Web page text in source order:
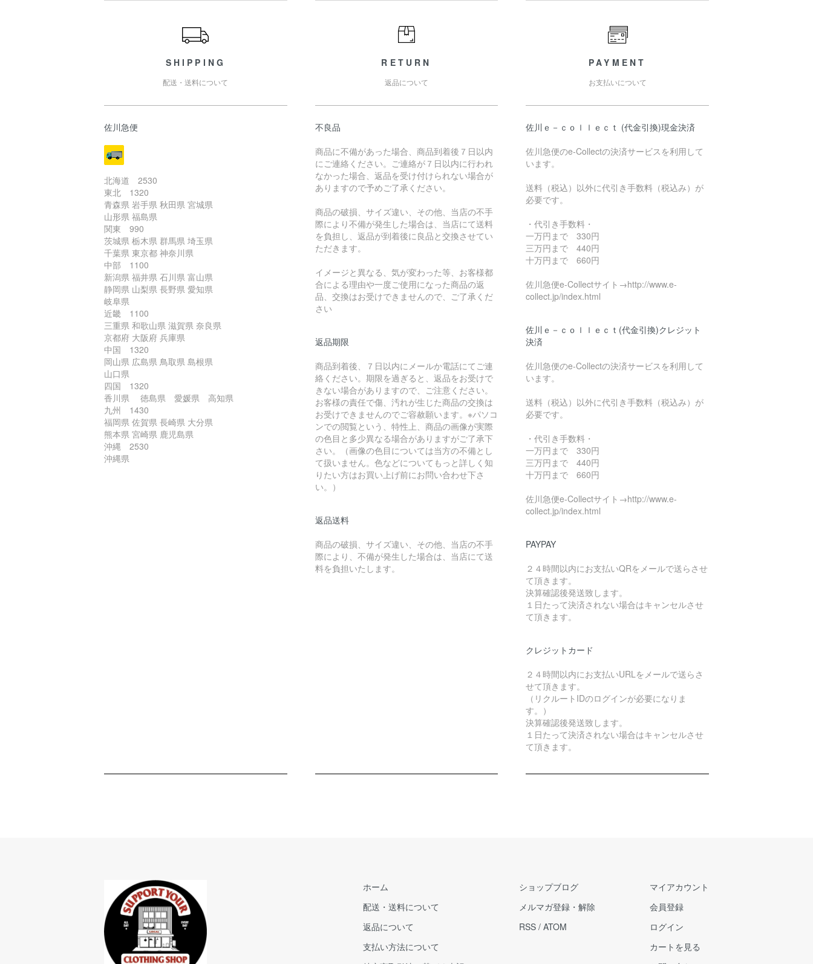
SHIPPING
配送・送料について
佐川急便
北海道 2530
東北 1320
青森県 岩手県 秋田県 宮城県
山形県 福島県
関東 990
茨城県 栃木県 群馬県 埼玉県
千葉県 東京都 神奈川県
中部 1100
新潟県 福井県 石川県 富山県
静岡県 山梨県 長野県 愛知県
岐阜県
近畿 1100
三重県 和歌山県 滋賀県 奈良県
京都府 大阪府 兵庫県
中国 1320
岡山県 広島県 鳥取県 島根県
山口県
四国 1320
香川県 徳島県 愛媛県 高知県
九州 1430
福岡県 佐賀県 長崎県 大分県
熊本県 宮崎県 鹿児島県
沖縄 2530
沖縄県
RETURN
返品について
不良品
商品に不備があった場合、商品到着後７日以内
にご連絡ください。ご連絡が７日以内に行われ
なかった場合、返品を受け付けられない場合が
ありますので予めご了承ください。
商品の破損、サイズ違い、その他、当店の不手
際により不備が発生した場合は、当店にて送料
を負担し、返品が到着後に良品と交換させてい
ただきます。
イメージと異なる、気が変わった等、お客様都
合による理由や一度ご使用になった商品の返
品、交換はお受けできませんので、ご了承くだ
さい
返品期限
商品到着後、７日以内にメールか電話にてご連
絡ください。期限を過ぎると、返品をお受けで
きない場合がありますので、ご注意ください。
お客様の責任で傷、汚れが生じた商品の交換は
お受けできませんのでご容赦願います。※パソコ
ンでの閲覧という、特性上、商品の画像が実際
の色目と多少異なる場合がありますがご了承下
さい。（画像の色目については当方の不備とし
て扱いません。色などについてもっと詳しく知
りたい方はお買い上げ前にお問い合わせ下さ
い。）
返品送料
商品の破損、サイズ違い、その他、当店の不手
際により、不備が発生した場合は、当店にて送
料を負担いたします。
PAYMENT
お支払いについて
佐川ｅ－ｃｏｌｌｅｃｔ (代金引換)現金決済
佐川急便のe-Collectの決済サービスを利用して
います。
送料（税込）以外に代引き手数料（税込み）が
必要です。
・代引き手数料・
一万円まで 330円
三万円まで 440円
十万円まで 660円
佐川急便e-Collectサイト→http://www.e-
collect.jp/index.html
佐川ｅ－ｃｏｌｌｅｃｔ(代金引換)クレジット
決済
佐川急便のe-Collectの決済サービスを利用して
います。
送料（税込）以外に代引き手数料（税込み）が
必要です。
・代引き手数料・
一万円まで 330円
三万円まで 440円
十万円まで 660円
佐川急便e-Collectサイト→http://www.e-
collect.jp/index.html
PAYPAY
２４時間以内にお支払いQRをメールで送らさせ
て頂きます。
決算確認後発送致します。
１日たって決済されない場合はキャンセルさせ
て頂きます。
クレジットカード
２４時間以内にお支払いURLをメールで送らさ
せて頂きます。
（リクルートIDのログインが必要になりま
す。）
決算確認後発送致します。
１日たって決済されない場合はキャンセルさせ
て頂きます。
ホーム
配送・送料について
返品について
支払い方法について
ショップブログ
メルマガ登録・解除
RSS / ATOM
マイアカウント
会員登録
ログイン
カートを見る